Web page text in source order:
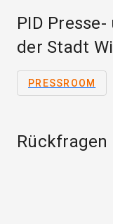
PID
der Stadt
PRESSROOM
Rückfragen